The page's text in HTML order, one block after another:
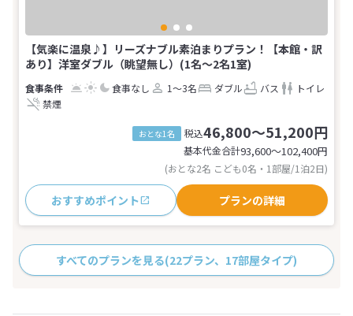
【気楽に温泉♪】リーズナブル素泊まりプラン！【本館・訳
あり】洋室ダブル（眺望無し）(1名～2名1室)
食事なし 1～3名 ダブル バス
トイレ
禁煙
おとな1名 税込46,800～51,200円
基本代金合計93,600〜102,400円
(おとな2名 こども0名・1部屋/1泊2日)
おすすめポイント プランの詳細
すべてのプランを見る(22プラン、17部屋タイプ)